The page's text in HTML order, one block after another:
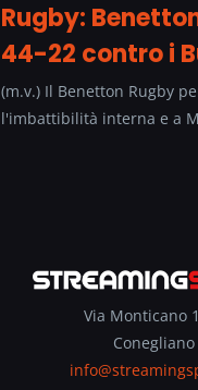
Rugby:
44-22 contro i
(m.v.) Il Benetton Rugby
l'imbattibilità interna e a
Via Monticano
Conegliano